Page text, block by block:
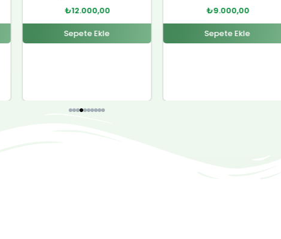
₺9.000,00
Sepete Ekle
₺4.700,00
Sepete Ekle